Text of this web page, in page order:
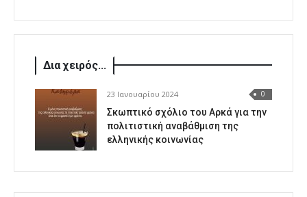
Δια χειρός...
23 Ιανουαρίου 2024 0
Σκωπτικό σχόλιο του Αρκά για την
πολιτιστική αναβάθμιση της
ελληνικής κοινωνίας